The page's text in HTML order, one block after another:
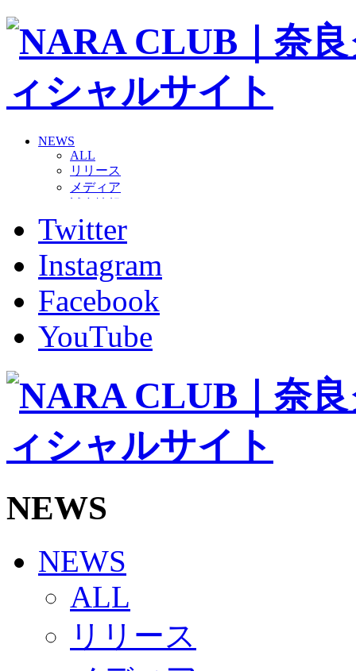
NEWS
ALL
リリース
メディア
グッズ
ファンコミュニティ
ホームタウン
コラム
その他
TEAM
2026/27トップチーム
2026/27トップチームスタッフ
バモス
チアダンススクール
ボランティアチーム「volundeer」
ビクトリーロード
HOMEGAME
観戦ルール＆マナー
Jリーグ運営管理規定
写真・動画使用ガイドライン
SCHEDULE
2026/27
練習見学時のファンサービスについて
TICKET
奈良クラブ明治安田J3リーグ2026/27シーズン試
奈良クラブ明治安田Ｊ3リーグ 2026/27シーズン「
観戦ルール＆マナー
Twitter
Instagram
Facebook
YouTube
NEWS
NEWS
ALL
リリース